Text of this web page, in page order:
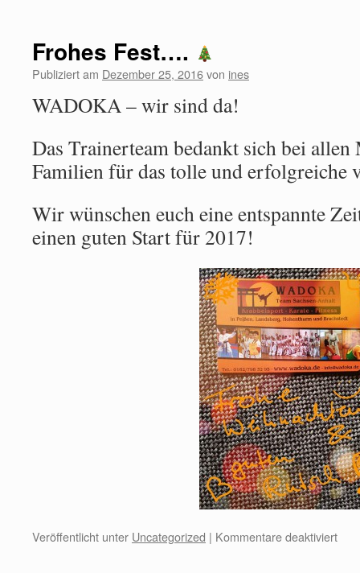
Frohes Fest….
Publiziert am Dezember 25, 2016von ines
WADOKA – wir sind da!
Das Trainerteam bedankt sich bei
Familien für das tolle und erfolgreiche
Wir wünschen euch eine entspannte
einen guten Start für 2017!
Veröffentlicht unter Uncategorized | Kommentare deaktiviert